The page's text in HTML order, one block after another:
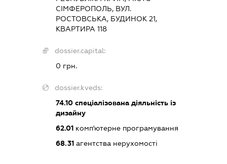
СІМФЕРОПОЛЬ, ВУЛ.
РОСТОВСЬКА, БУДИНОК 21,
КВАРТИРА 118
dossier.capital:
0 грн.
dossier.kveds:
74.10 спеціалізована діяльність із
дизайну
62.01 комп'ютерне програмування
68.31 агентства нерухомості